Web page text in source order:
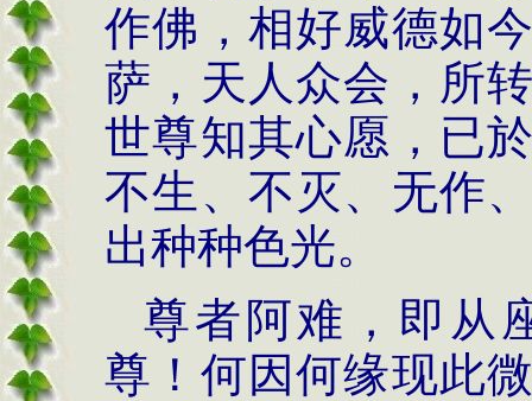
作佛，相好威德如
萨，天人众会，所
世尊知其心愿，已
不生、不灭、无作
出种种色光。
尊者阿难，即从
尊！何因何缘现此